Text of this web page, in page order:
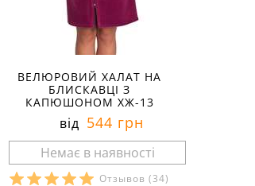
ВЕЛЮРОВИЙ ХАЛАТ НА
БЛИСКАВЦІ З
КАПЮШОНОМ ХЖ-13
від 544 грн
Отзывов (34)